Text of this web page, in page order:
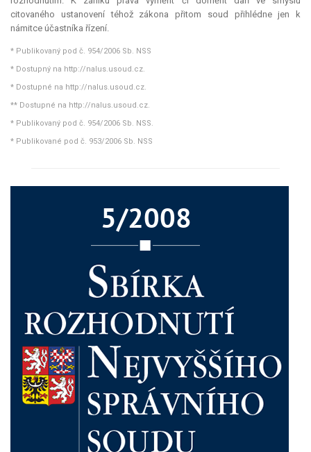
citovaného ustanovení téhož zákona přitom soud přihlédne jen k
námitce účastníka řízení.
* Publikovaný pod č. 954/2006 Sb. NSS
* Dostupný na http://nalus.usoud.cz.
* Dostupné na http://nalus.usoud.cz.
** Dostupné na http://nalus.usoud.cz.
* Publikovaný pod č. 954/2006 Sb. NSS.
* Publikované pod č. 953/2006 Sb. NSS